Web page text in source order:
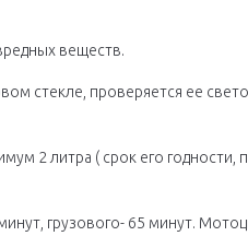
веществ.
стекле, проверяется ее
2 литра ( срок его годности,
грузового- 65 минут.